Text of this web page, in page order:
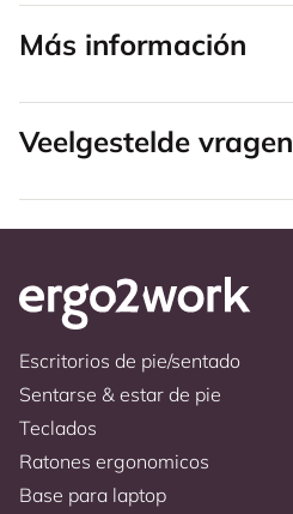
Más información
Veelgestelde vragen
Escritorios de pie/sentado
Sentarse & estar de pie
Teclados
Ratones ergonomicos
Base para laptop